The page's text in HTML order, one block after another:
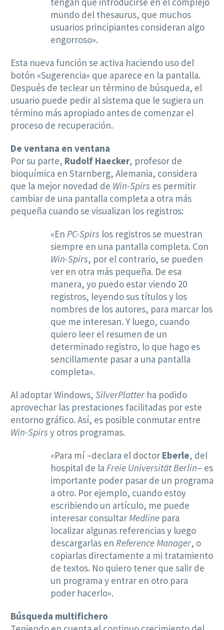
mundo del thesaurus, que muchos
usuarios principiantes consideran algo
engorroso».
Esta nueva función se activa haciendo uso del
botón «Sugerencia» que aparece en la pantalla.
Después de teclear un término de búsqueda, el
usuario puede pedir al sistema que le sugiera un
término más apropiado antes de comenzar el
proceso de recuperación.
De ventana en ventana
Por su parte, Rudolf Haecker, profesor de
bioquímica en Starnberg, Alemania, considera
que la mejor novedad de Win-Spirs es permitir
cambiar de una pantalla completa a otra más
pequeña cuando se visualizan los registros:
«En PC-Spirs los registros se muestran
siempre en una pantalla completa. Con
Win-Spirs, por el contrario, se pueden
ver en otra más pequeña. De esa
manera, yo puedo estar viendo 20
registros, leyendo sus títulos y los
nombres de los autores, para marcar los
que me interesan. Y luego, cuando
quiero leer el resumen de un
determinado registro, lo que hago es
sencillamente pasar a una pantalla
completa».
Al adoptar Windows, SilverPlatter ha podido
aprovechar las prestaciones facilitadas por este
entorno gráfico. Así, es posible conmutar entre
Win-Spirs y otros programas.
«Para mí –declara el doctor Eberle, del
hospital de la Freie Universität Berlin– es
importante poder pasar de un programa
a otro. Por ejemplo, cuando estoy
escribiendo un artículo, me puede
interesar consultarMedline para
localizar algunas referencias y luego
descargarlas en Reference Manager, o
copiarlas directamente a mi tratamiento
de textos. No quiero tener que salir de
un programa y entrar en otro para
poder hacerlo».
Búsqueda multifichero